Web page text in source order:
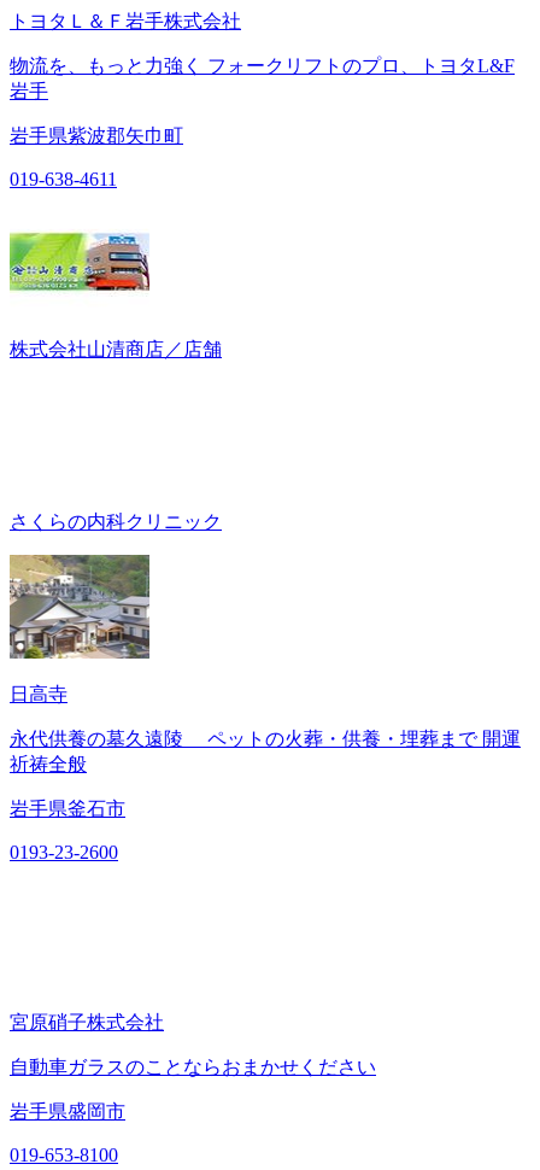
トヨタＬ＆Ｆ岩手株式会社
物流を、もっと力強く フォークリフトのプロ、トヨタL&F
岩手
岩手県紫波郡矢巾町
019-638-4611
株式会社山清商店／店舗
さくらの内科クリニック
日高寺
永代供養の墓久遠陵 ペットの火葬・供養・埋葬まで 開運
祈祷全般
岩手県釜石市
0193-23-2600
宮原硝子株式会社
自動車ガラスのことならおまかせください
岩手県盛岡市
019-653-8100